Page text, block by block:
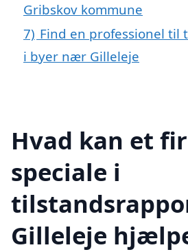
Gribskov kommune
7) Find en professionel til
i byer nær Gilleleje
Hvad kan et
speciale i
Gilleleje